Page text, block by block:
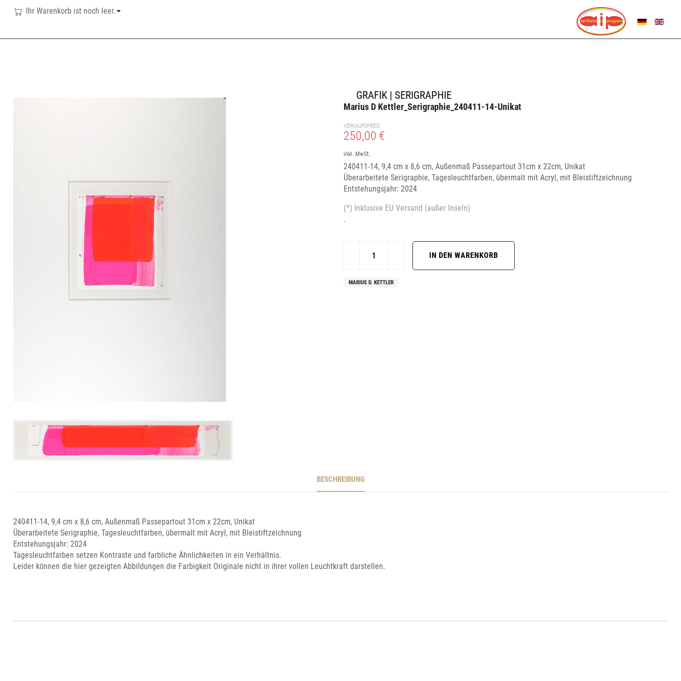
Ihr Warenkorb ist noch leer.
SPRACHE
GRAFIK | SERIGRAPHIE
Marius D Kettler_Serigraphie_240411-14-Unikat
VERKAUFSPREIS
250,00 €
inkl. MwSt.
240411-14, 9,4 cm x 8,6 cm, Außenmaß Passepartout 31cm x 22cm, Unikat
Überarbeitete Serigraphie, Tagesleuchtfarben, übermalt mit Acryl, mit Bleistiftzeichnung
Entstehungsjahr: 2024
(*) Inklusive EU Versand (außer Inseln)
.
MARIUS D. KETTLER
BESCHREIBUNG
240411-14, 9,4 cm x 8,6 cm, Außenmaß Passepartout 31cm x 22cm, Unikat
Überarbeitete Serigraphie, Tagesleuchtfarben, übermalt mit Acryl, mit Bleistiftzeichnung
Entstehungsjahr: 2024
Tagesleuchtfarben setzen Kontraste und farbliche Ähnlichkeiten in ein Verhältnis.
Leider können die hier gezeigten Abbildungen die Farbigkeit Originale nicht in ihrer vollen Leuchtkraft darstellen.